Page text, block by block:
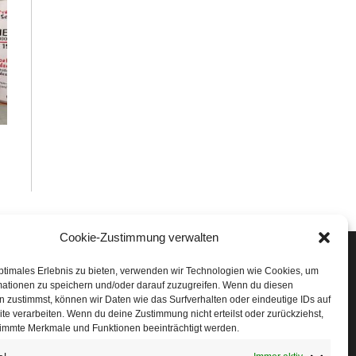
Cookie-Zustimmung verwalten
Erlebnis zu bieten, verwenden wir Technologien wie Cookies, um
zu speichern und/oder darauf zuzugreifen. Wenn du diesen
zustimmst, können wir Daten wie das Surfverhalten oder eindeutige IDs auf
verarbeiten. Wenn du deine Zustimmung nicht erteilst oder zurückziehst,
Merkmale und Funktionen beeinträchtigt werden.
Run